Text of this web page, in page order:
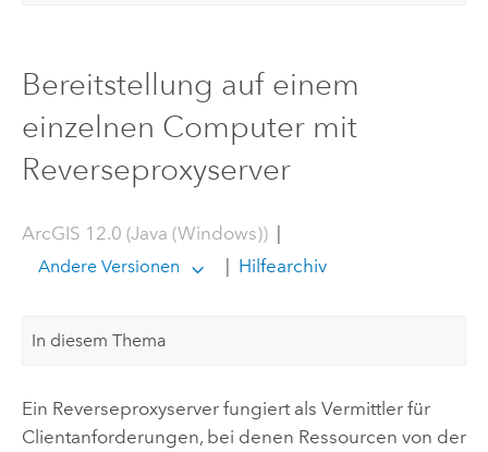
Bereitstellung auf einem
einzelnen Computer mit
Reverseproxyserver
ArcGIS 12.0 (Java (Windows))|
Andere Versionen Hilfearchiv
In diesem Thema
Ein Reverseproxyserver fungiert als Vermittler für
Clientanforderungen, bei denen Ressourcen von der